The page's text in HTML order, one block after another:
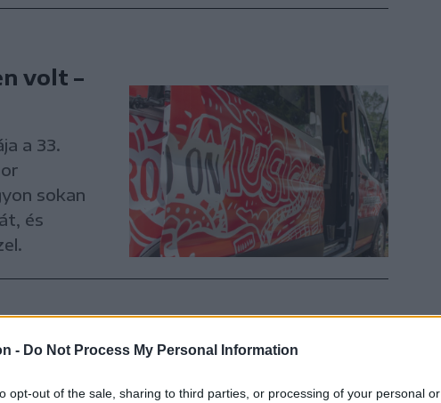
- Do Not Process My Personal Information
opt-out of the sale, sharing to third parties, or processing of your personal or
volt –
a 33.
sokan
és